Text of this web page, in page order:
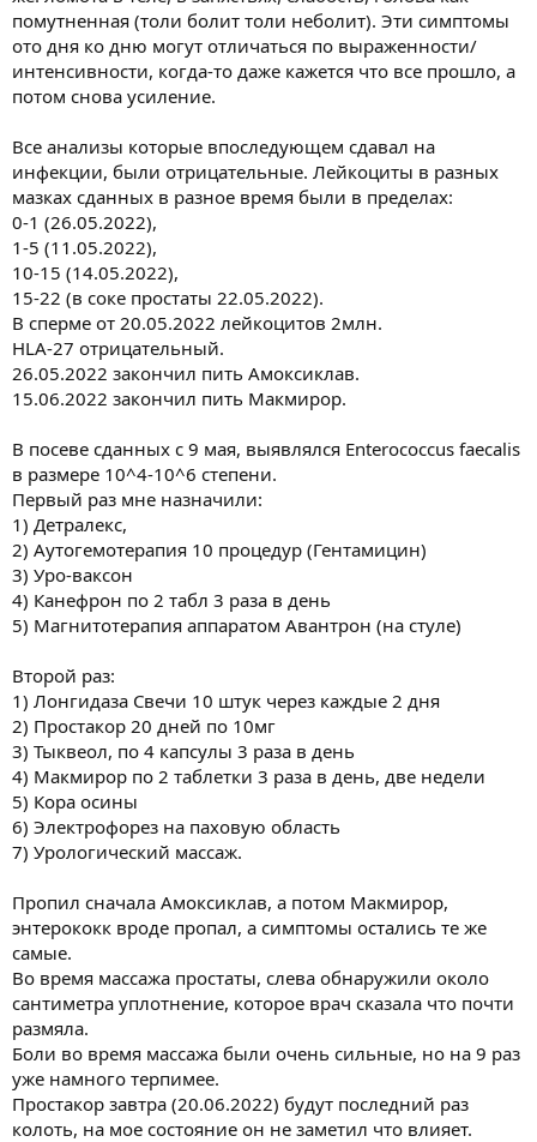
помутненная (толи болит толи неболит). Эти симптомы
ото дня ко дню могут отличаться по выраженности/
интенсивности, когда-то даже кажется что все прошло, а
потом снова усиление.
Все анализы которые впоследующем сдавал на
инфекции, были отрицательные. Лейкоциты в разных
мазках сданных в разное время были в пределах:
0-1 (26.05.2022),
1-5 (11.05.2022),
10-15 (14.05.2022),
15-22 (в соке простаты 22.05.2022).
В сперме от 20.05.2022 лейкоцитов 2млн.
HLA-27 отрицательный.
26.05.2022 закончил пить Амоксиклав.
15.06.2022 закончил пить Макмирор.
В посеве сданных с 9 мая, выявлялся Enterococcus faecalis
в размере 10^4-10^6 степени.
Первый раз мне назначили:
1) Детралекс,
2) Аутогемотерапия 10 процедур (Гентамицин)
3) Уро-ваксон
4) Канефрон по 2 табл 3 раза в день
5) Магнитотерапия аппаратом Авантрон (на стуле)
Второй раз:
1) Лонгидаза Свечи 10 штук через каждые 2 дня
2) Простакор 20 дней по 10мг
3) Тыквеол, по 4 капсулы 3 раза в день
4) Макмирор по 2 таблетки 3 раза в день, две недели
5) Кора осины
6) Электрофорез на паховую область
7) Урологический массаж.
Пропил сначала Амоксиклав, а потом Макмирор,
энтерококк вроде пропал, а симптомы остались те же
самые.
Во время массажа простаты, слева обнаружили около
сантиметра уплотнение, которое врач сказала что почти
размяла.
Боли во время массажа были очень сильные, но на 9 раз
уже намного терпимее.
Простакор завтра (20.06.2022) будут последний раз
колоть, на мое состояние он не заметил что влияет.